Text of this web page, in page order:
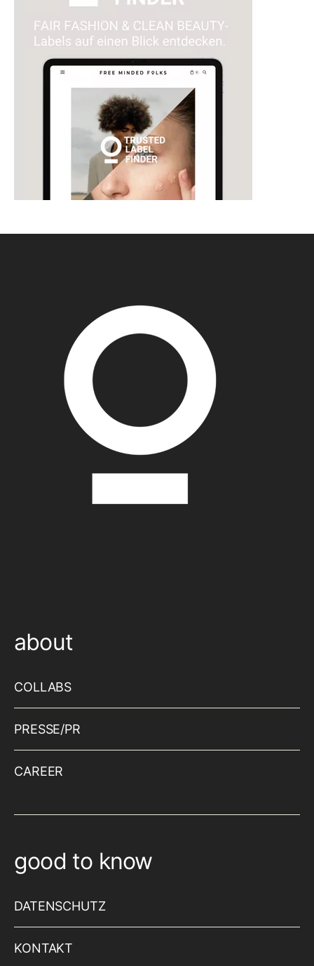
about
COLLABS
PRESSE/PR
CAREER
good to know
DATENSCHUTZ
KONTAKT